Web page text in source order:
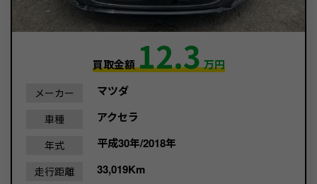
買取金額12.3万円
メーカー マツダ
車種 アクセラ
年式 平成30年/2018年
走行距離 33,019Km